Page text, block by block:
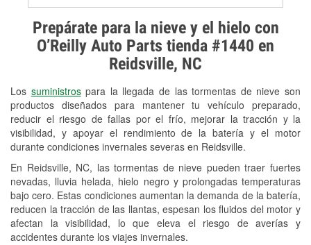
Prepárate para la nieve y el hielo con
O’Reilly Auto Parts tienda #1440 en
Reidsville, NC
Los suministrospara la llegada de las tormentas de nieve son
productos diseñados para mantener tu vehículo preparado,
reducir el riesgo de fallas por el frío, mejorar la tracción y la
visibilidad, y apoyar el rendimiento de la batería y el motor
durante condiciones invernales severas en Reidsville.
En Reidsville, NC, las tormentas de nieve pueden traer fuertes
nevadas, lluvia helada, hielo negro y prolongadas temperaturas
bajo cero. Estas condiciones aumentan la demanda de la batería,
reducen la tracción de las llantas, espesan los fluidos del motor y
afectan la visibilidad, lo que eleva el riesgo de averías y
accidentes durante los viajes invernales.
Prueba de alternadores y
arrancadores
Revisión de la luz "Check Engine"
Reciclaje de baterías y aceite
Instalación de bombillas de faros
Instalación de limpiaparabrisas
Programa de Préstamo de
Herramientas
Rectificación de tambores y discos de
freno